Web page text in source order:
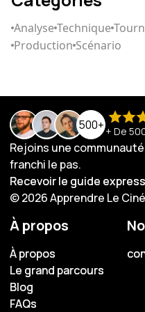
AnalyseTechnique
Production Scénario
500+ + De
Rejoins une
franchi le pas.
Recevoir le guide
Recevoir le guide
© 2026 Apprendre Le
À propos
À propos
À propos
Le grand parcours
Le grand parcours
Blog
Blog
FAQs
FAQs